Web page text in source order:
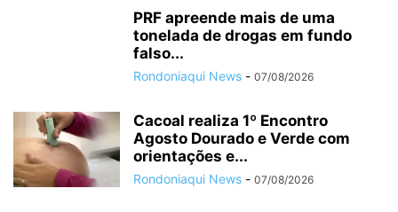
PRF apreende mais de uma
tonelada de drogas em fundo
falso...
Rondoniaqui News - 07/08/2026
Cacoal realiza 1º Encontro
Agosto Dourado e Verde com
orientações e...
Rondoniaqui News - 07/08/2026